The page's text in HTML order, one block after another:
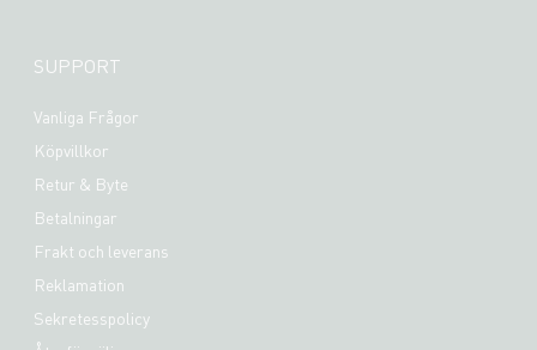
SUPPORT
Vanliga Frågor
Köpvillkor
Retur & Byte
Betalningar
Frakt och leverans
Reklamation
Sekretesspolicy